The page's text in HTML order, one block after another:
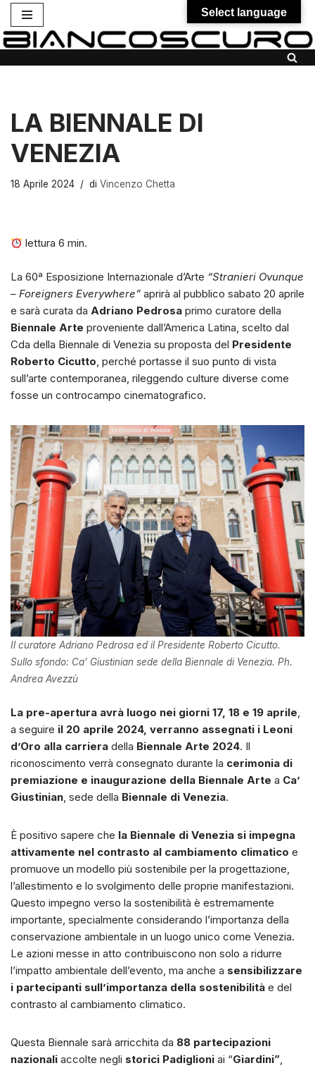
Vai
LA BIENNALE DI
VENEZIA
18 Aprile 2024 di Vincenzo Chetta
lettura6 min.
La 60ª Esposizione Internazionale d’Arte “Stranieri Ovunque
– Foreigners Everywhere” aprirà al pubblico sabato 20 aprile
e sarà curata da Adriano Pedrosa primo curatore della
Biennale Arte proveniente dall’America Latina, scelto dal
Cda della Biennale di Venezia su proposta del Presidente
Roberto Cicutto, perché portasse il suo punto di vista
sull’arte contemporanea, rileggendo culture diverse come
fosse un controcampo cinematografico.
Il curatore Adriano Pedrosa ed il Presidente Roberto Cicutto.
Sullo sfondo: Ca’ Giustinian sede della Biennale di Venezia. Ph.
Andrea Avezzù
La pre-apertura avrà luogo nei giorni 17, 18 e 19 aprile,
a seguire il 20 aprile 2024, verranno assegnati i Leoni
d’Oro alla carriera della Biennale Arte 2024. Il
riconoscimento verrà consegnato durante la cerimonia di
premiazione e inaugurazione della Biennale Arte a Ca’
Giustinian, sede della Biennale di Venezia.
È positivo sapere che la Biennale di Venezia si impegna
attivamente nel contrasto al cambiamento climatico e
promuove un modello più sostenibile per la progettazione,
l’allestimento e lo svolgimento delle proprie manifestazioni.
Questo impegno verso la sostenibilità è estremamente
importante, specialmente considerando l’importanza della
conservazione ambientale in un luogo unico come Venezia.
Le azioni messe in atto contribuiscono non solo a ridurre
l’impatto ambientale dell’evento, ma anche a sensibilizzare
i partecipanti sull’importanza della sostenibilità e del
contrasto al cambiamento climatico.
Questa Biennale sarà arricchita da 88 partecipazioni
nazionali accolte negli storici Padiglioni ai “Giardini”,
Select language